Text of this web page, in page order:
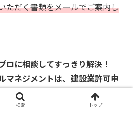
だく書類をメールでご案内し
ロに相談してすっきり解決！
マネジメントは、建設業許可申
所として創業３１年の確かな実
検索 トップ